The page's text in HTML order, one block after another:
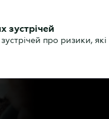
Актуально
зустрічей
про ризики,